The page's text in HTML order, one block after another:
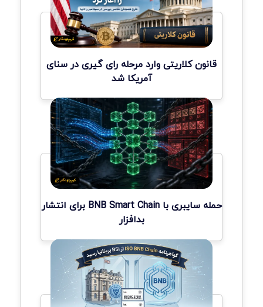
قانون کلاریتی وارد مرحله رای گیری در سنای
آمریکا شد
حمله سایبری با BNB Smart Chain برای انتشار
بدافزار